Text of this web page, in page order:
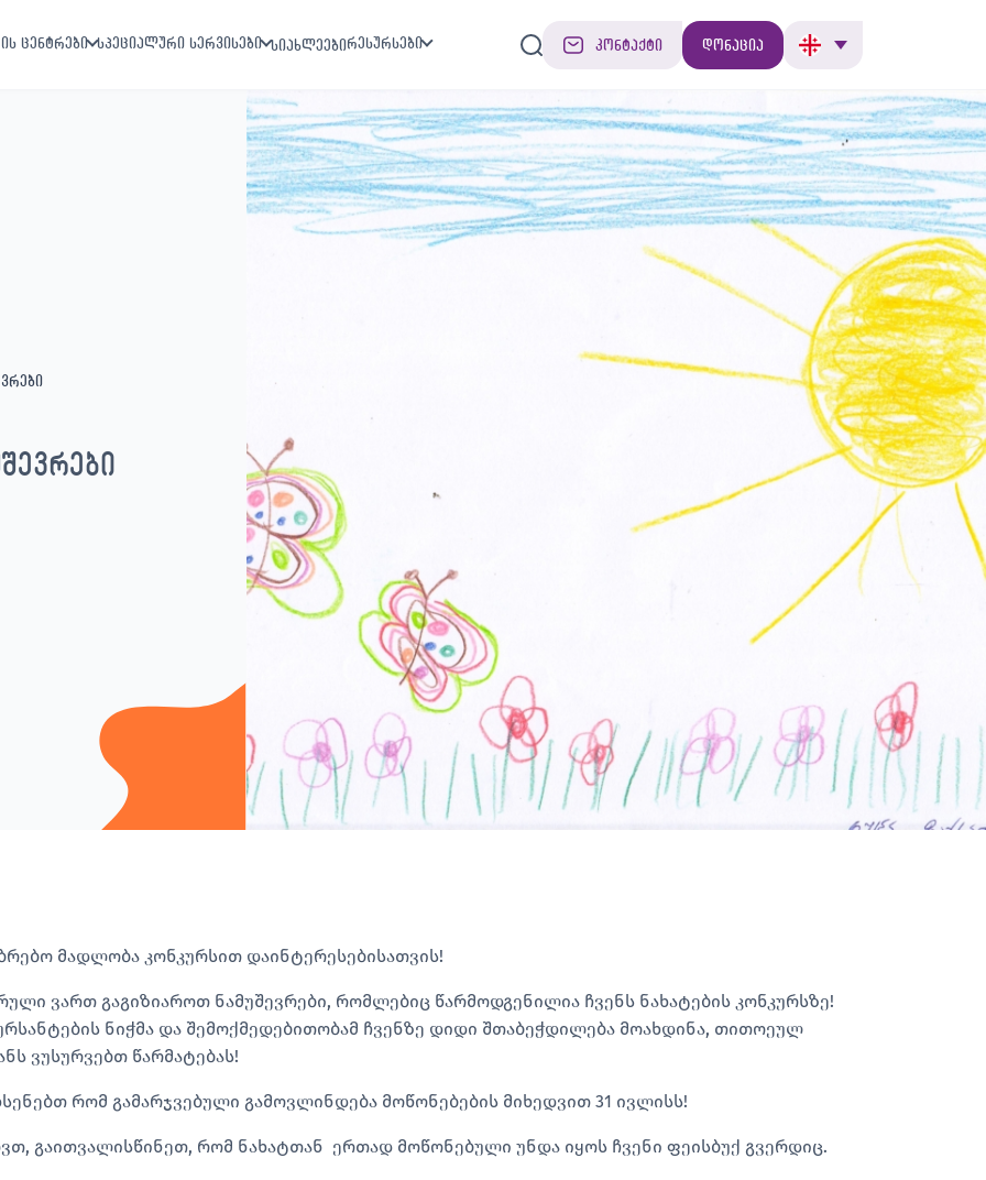
ცენტრები სპეციალური სერვისები სიახლეებირესურსები კონტაქტი დონაცია
მადლობა კონკურსით დაინტერესებისათვის!
ვართ გაგიზიაროთ ნამუშევრები, რომლებიც წარმოდგენილია ჩვენს ნახატების კონკურსზე!
ნიჭმა და შემოქმედებითობამ ჩვენზე დიდი შთაბეჭდილება მოახდინა, თითოეულ
ვუსურვებთ წარმატებას!
რომ გამარჯვებული გამოვლინდება მოწონებების მიხედვით 31 ივლისს!
გაითვალისწინეთ, რომ ნახატთან ერთად მოწონებული უნდა იყოს ჩვენი ფეისბუქ გვერდიც.